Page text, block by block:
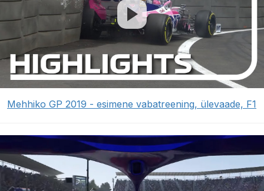
Mehhiko GP 2019 - esimene vabatreening, ülevaade, F1